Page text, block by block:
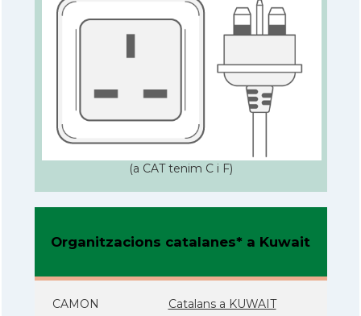
(a CAT tenim C i F)
Organitzacions catalanes* a Kuwait
CAMON Catalans a KUWAIT